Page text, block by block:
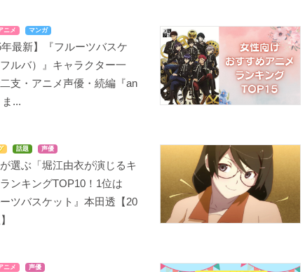
UQ HOLDER! ～魔法
先生ネギま!2～
コンビニカレシ
飛鳥井愛姫
この素晴らしい世界に
祝福を！2
ウィズ
Re:ゼロから始める異世
界生活
魔法つかいプリキュ
ア！
ニメ マンガ
年最新】『フルーツバスケ
ルバ）』キャラクター一
支・アニメ声優・続編『an
...
話題 声優
選ぶ「堀江由衣が演じるキ
ンキングTOP10！1位は
ーツバスケット』本田透【20
ニメ 声優